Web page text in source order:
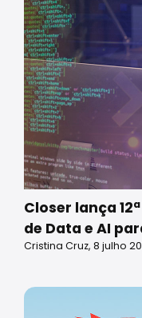
Closer lança
de Data e AI
Cristina Cruz, 8 julho